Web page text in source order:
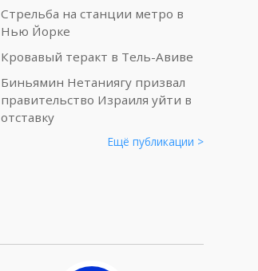
Стрельба на станции метро в
Нью Йорке
Кровавый теракт в Тель-Авиве
Биньямин Нетаниягу призвал
правительство Израиля уйти в
отставку
Ещё публикации >